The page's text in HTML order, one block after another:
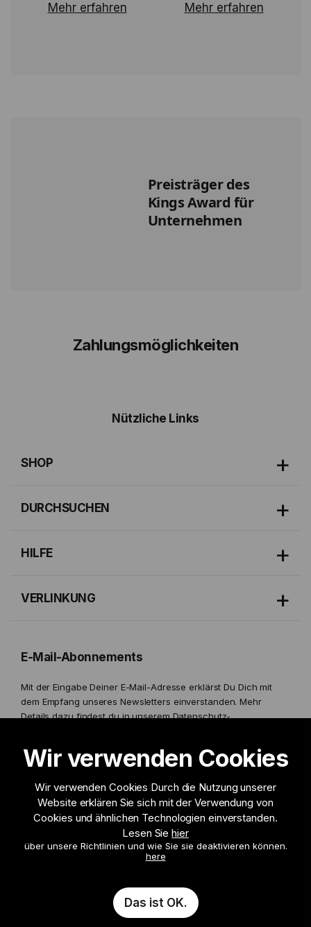
Wir verwenden Cookies
Wir verwenden Cookies Durch die Nutzung unserer
Website erklären Sie sich mit der Verwendung von
Cookies und ähnlichen Technologien einverstanden.
Lesen Siehier
über unsere Richtlinien und wie Sie sie deaktivieren können.
here
Das ist OK.
Mehr erfahren Mehr erfahren
Preisträger des
Kings Award für
Unternehmen
Zahlungsmöglichkeiten
E-Mail-Abonnements
Mit der Eingabe Deiner E-Mail-Adresse erklärst Du Dich mit
dem Empfang unseres Newsletters einverstanden. Mehr
Details dazu findest du in unseremDatenschutz-
Ich möchte Informationen erhalten zu
Anmelden
Nützliche Links
SHOP
DURCHSUCHEN
HILFE
VERLINKUNG
© 2026 Leon Paul London, all rights reserved.